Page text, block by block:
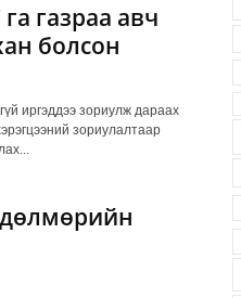
газраа авч
болсон
иргэддээ зориулж дараах
зориулалтаар